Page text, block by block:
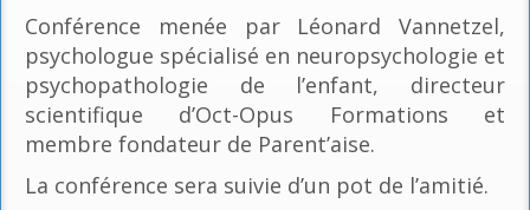
Conférence menée par Léonard Vannetzel,
psychologue spécialisé en neuropsychologie et
psychopathologie de l’enfant, directeur
scientifique d’Oct-Opus Formations et
membre fondateur de Parent’aise.
La conférence sera suivie d’un pot de l’amitié.